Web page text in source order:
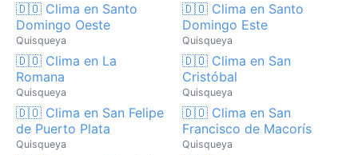
🇩🇴 Clima en Santo
Domingo Oeste
Quisqueya
🇩🇴 Clima en Santo
Domingo Este
Quisqueya
🇩🇴 Clima en La
Romana
Quisqueya
🇩🇴 Clima en San
Cristóbal
Quisqueya
🇩🇴 Clima en San Felipe
de Puerto Plata
Quisqueya
🇩🇴 Clima en San
Francisco de Macorís
Quisqueya